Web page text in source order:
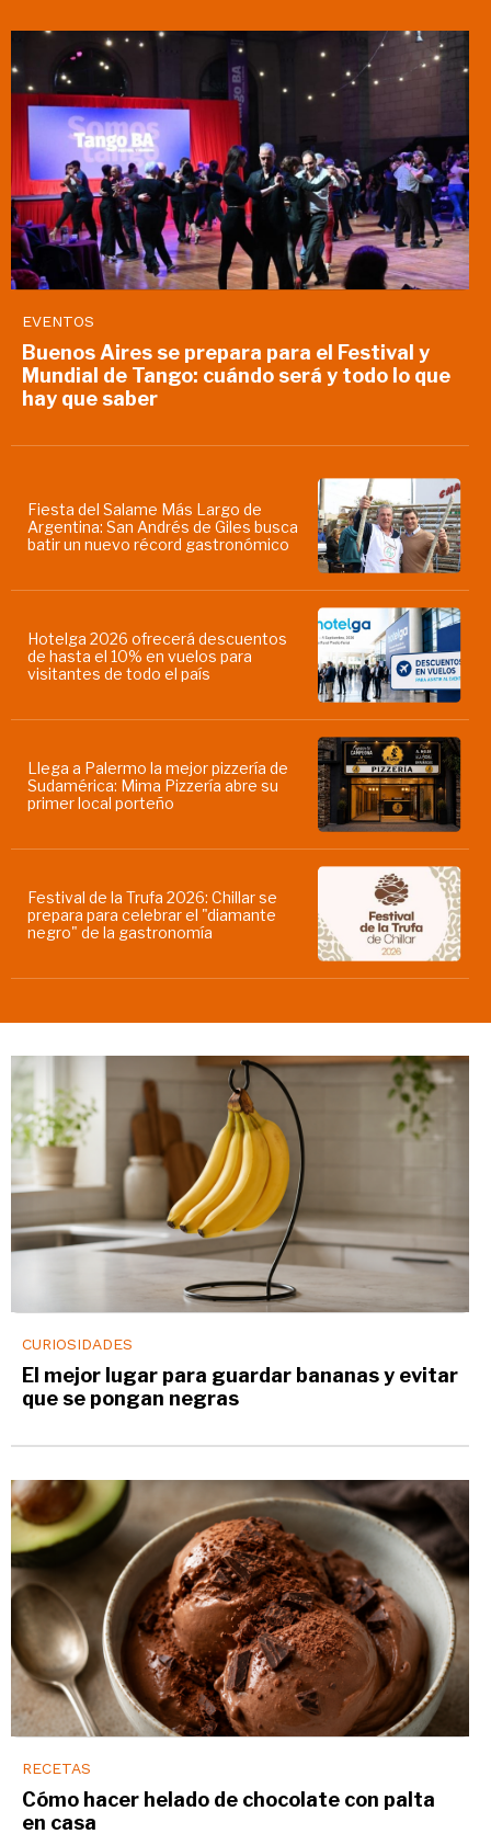
EVENTOS
Buenos Aires se prepara para el Festival y
Mundial de Tango: cuándo será y todo lo que
hay que saber
Fiesta del Salame Más Largo de
Argentina: San Andrés de Giles busca
batir un nuevo récord gastronómico
Hotelga 2026 ofrecerá descuentos
de hasta el 10% en vuelos para
visitantes de todo el país
Llega a Palermo la mejor pizzería de
Sudamérica: Mima Pizzería abre su
primer local porteño
Festival de la Trufa 2026: Chillar se
prepara para celebrar el "diamante
negro" de la gastronomía
CURIOSIDADES
El mejor lugar para guardar bananas y evitar
que se pongan negras
RECETAS
Cómo hacer helado de chocolate con palta
en casa